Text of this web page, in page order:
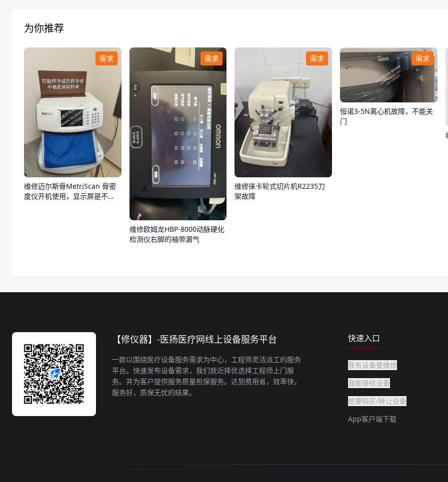
为你推荐
需求
维修迈尔斯骨MetriScan 骨密
度仪开机使用，显示屏是不
需求
维修欧姆龙HBP-8000动脉硬化
检测仪右脚的袖带漏气
需求
维修徕卡轮式切片机R2235刀
架故障
需求
恒诺3-5N离心机故障，不能关
门
【修仪器】-医扬医疗网线上设备服务平台
一款以围绕医疗设备服务需求为中心，工程师灵活派工的服务
平台。快速发布设备需求，我们就近择优选择工程师上门服
务。并为客户提供服务质量担保服务。达到费用省，效率快，
服务好，质保无忧的结果。
快速入口
我有设备要维修
我能够修设备
想要购买/转让设备
App客户端下载